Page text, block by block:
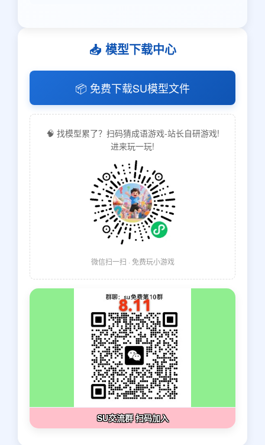
📥 模型下载中心
📦 免费下载SU模型文件
🧠 找模型累了？扫码猜成语游戏-站长自研游戏!
进来玩一玩!
微信扫一扫 · 免费玩小游戏
SU交流群 扫码加入